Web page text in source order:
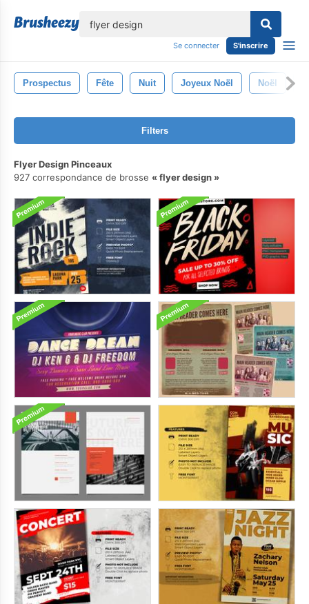
Se connecter S'inscrire
Prospectus Fête Nuit Joyeux Noël Noël
Filters
Flyer Design Pinceaux
927 correspondance de brosse
flyer design